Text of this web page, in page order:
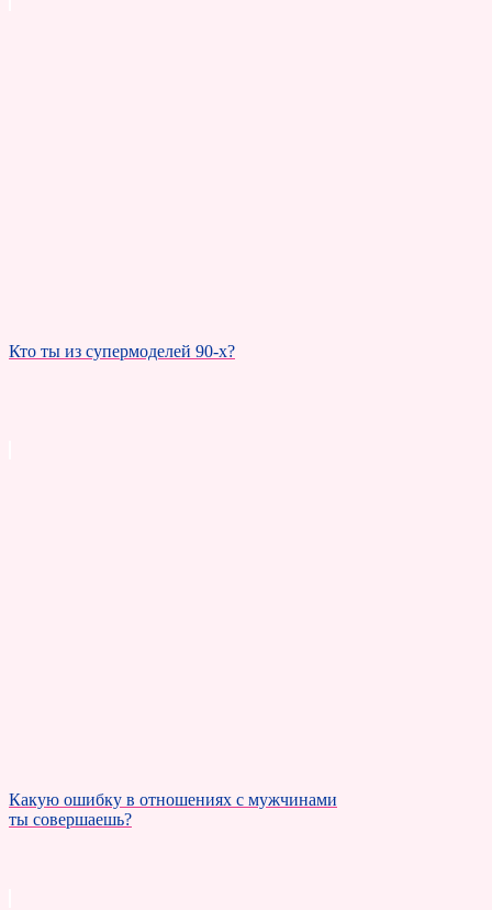
Кто ты из супермоделей 90-х?
Какую ошибку в отношениях с мужчинами
ты совершаешь?